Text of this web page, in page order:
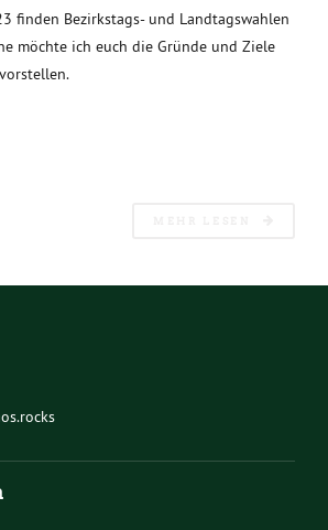
finden Bezirkstags- und Landtagswahlen
möchte ich euch die Gründe und Ziele